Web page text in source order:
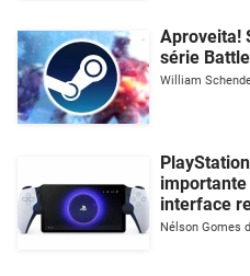
Aproveita!
série
William
interface
Nélson Gomes